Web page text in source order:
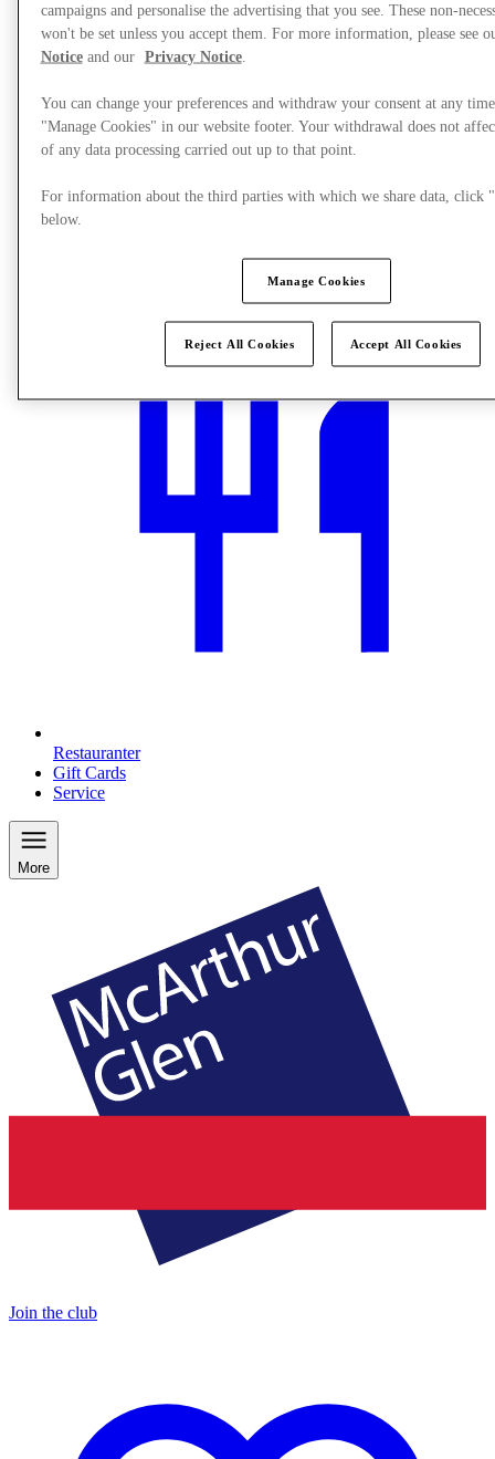
Restauranter
Gift Cards
Service
More
Join the club
campaigns and personalise the advertising that you see. These non-
won't be set unless you accept them. For more information, please see
Noticeand our Privacy Notice.
You can change your preferences and withdraw your consent at any
"Manage Cookies" in our website footer. Your withdrawal does not
of any data processing carried out up to that point.
For information about the third parties with which we share data, click
below.
Manage Cookies
Reject All Cookies Accept All Cookies